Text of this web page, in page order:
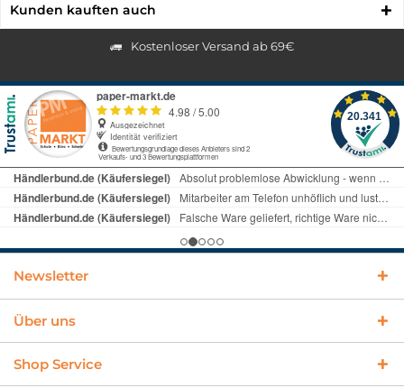
Kunden kauften auch
Kostenloser Versand ab 69€
Newsletter
Über uns
Shop Service